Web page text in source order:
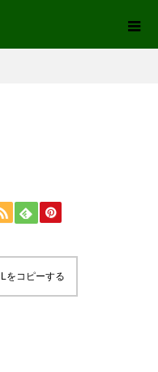
をコピーする